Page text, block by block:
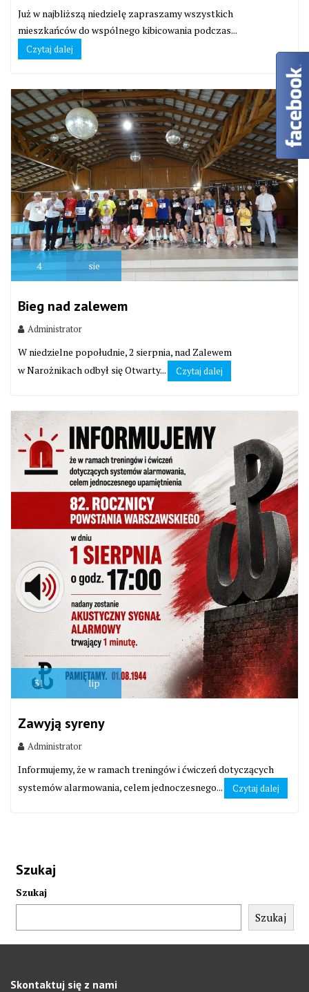
Już w najbliższą niedzielę zapraszamy wszystkich
mieszkańców do wspólnego kibicowania podczas...
Czytaj dalej
4 sie
Bieg nad zalewem
Administrator
W niedzielne popołudnie, 2 sierpnia, nad Zalewem
w Narożnikach odbył się Otwarty...
Czytaj dalej
31 lip
Zawyją syreny
Administrator
Informujemy, że w ramach treningów i ćwiczeń dotyczących
systemów alarmowania, celem jednoczesnego...
Czytaj dalej
Szukaj
Szukaj
Szukaj
Skontaktuj się z nami